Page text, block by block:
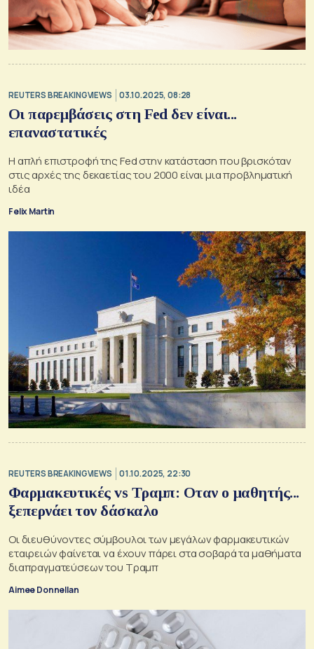
REUTERS BREAKINGVIEWS 03.10.2025, 08:28
Οι παρεμβάσεις στη Fed δεν είναι...
επαναστατικές
H απλή επιστροφή της Fed στην κατάσταση που βρισκόταν
στις αρχές της δεκαετίας του 2000 είναι μια προβληματική
ιδέα
Felix Martin
REUTERS BREAKINGVIEWS 01.10.2025, 22:30
Φαρμακευτικές vs Tραμπ: Οταν ο μαθητής...
ξεπερνάει τον δάσκαλο
Οι διευθύνοντες σύμβουλοι των μεγάλων φαρμακευτικών
εταιρειών φαίνεται να έχουν πάρει στα σοβαρά τα μαθήματα
διαπραγματεύσεων του Τραμπ
Aimee Donnellan